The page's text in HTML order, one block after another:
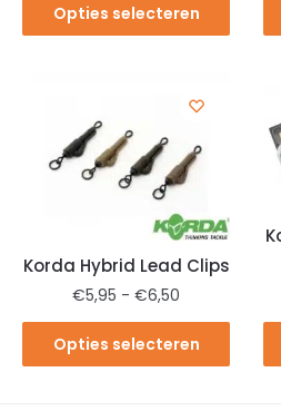
Opties selecteren
Korda Hybrid Lead Clips
€5,95 - €6,50
Opties selecteren